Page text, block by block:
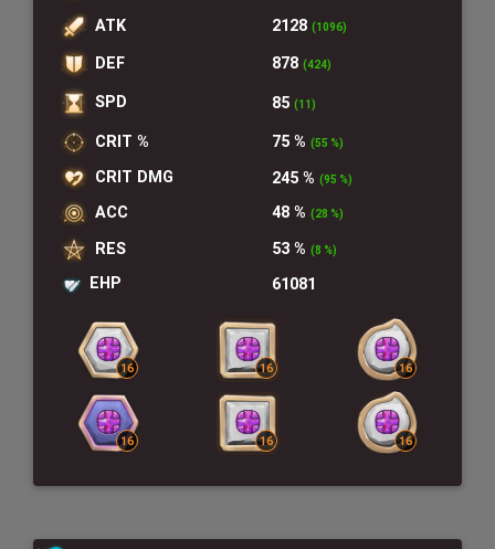
ATK 2128 (1096)
DEF 878 (424)
SPD 85 (11)
CRIT % 75 % (55 %)
CRIT DMG 245 % (95 %)
ACC 48 % (28 %)
RES 53 % (8 %)
EHP 61081